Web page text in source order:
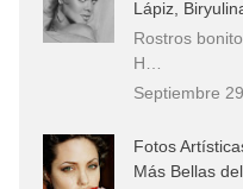
Lápiz,
Rostros
H…
Septiembre
Fotos
Más Bellas